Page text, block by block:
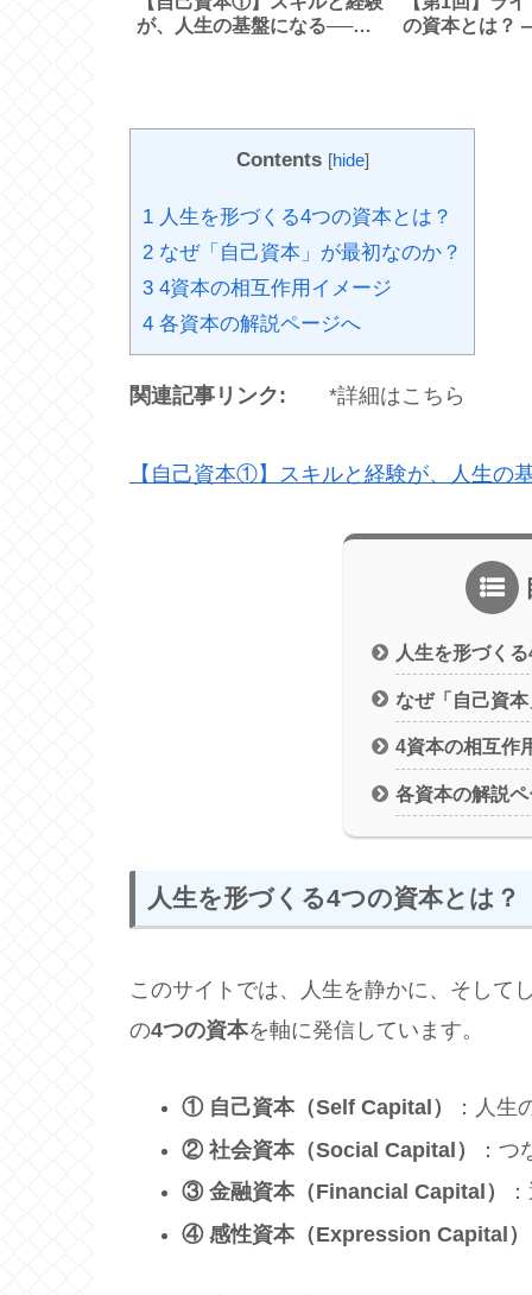
が、人生の基盤になる──す
の資本とは？
Contents [hide]
1 人生を形づくる4つの資本とは？
2 なぜ「自己資本」が最初なのか？
3 4資本の相互作用イメージ
4 各資本の解説ページへ
関連記事リンク: *詳細はこちら
【自己資本①】スキルと経験が、人生の
人生を形づく
なぜ「自己資
4資本の相互作
各資本の解説
人生を形づくる4つの資本とは？
このサイトでは、人生を静かに、そして
の4つの資本を軸に発信しています。
① 自己資本（Self Capital）
：人生
② 社会資本（Social Capital）
：
③ 金融資本（Financial Capital）
④ 感性資本（Expression Capital）